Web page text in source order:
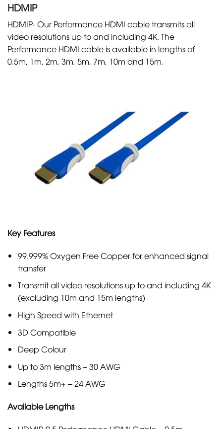
HDMIP
HDMIP- Our Performance HDMI cable transmits all
video resolutions up to and including 4K. The
Performance HDMI cable is available in lengths of
0.5m, 1m, 2m, 3m, 5m, 7m, 10m and 15m.
Key Features
99.999% Oxygen Free Copper for enhanced signal
transfer
Transmit all video resolutions up to and including 4K
(excluding 10m and 15m lengths)
High Speed with Ethernet
3D Compatible
Deep Colour
Up to 3m lengths – 30 AWG
Lengths 5m+ – 24 AWG
Available Lengths